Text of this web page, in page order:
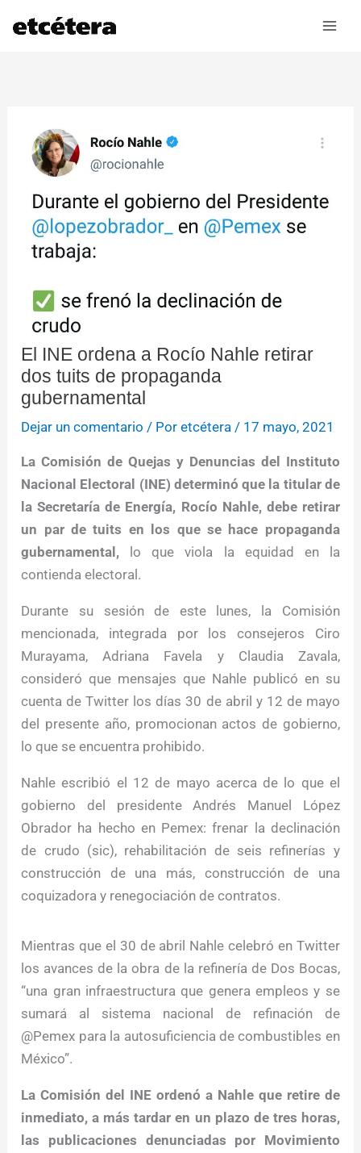
El INE ordena a Rocío Nahle retirar
dos tuits de propaganda
gubernamental
Dejar un comentario / Poretcétera / 17 mayo, 2021
La Comisión de Quejas y Denuncias del Instituto
Nacional Electoral (INE) determinó que la titular de
la Secretaría de Energía, Rocío Nahle, debe retirar
un par de tuits en los que se hace propaganda
gubernamental, lo que viola la equidad en la
contienda electoral.
Durante su sesión de este lunes, la Comisión
mencionada, integrada por los consejeros Ciro
Murayama, Adriana Favela y Claudia Zavala,
consideró que mensajes que Nahle publicó en su
cuenta de Twitter los días 30 de abril y 12 de mayo
del presente año, promocionan actos de gobierno,
lo que se encuentra prohibido.
Nahle escribió el 12 de mayo acerca de lo que el
gobierno del presidente Andrés Manuel López
Obrador ha hecho en Pemex: frenar la declinación
de crudo (sic), rehabilitación de seis refinerías y
construcción de una más, construcción de una
coquizadora y renegociación de contratos.
Mientras que el 30 de abril Nahle celebró en Twitter
los avances de la obra de la refinería de Dos Bocas,
“una gran infraestructura que genera empleos y se
sumará al sistema nacional de refinación de
@Pemex para la autosuficiencia de combustibles en
México”.
La Comisión del INE ordenó a Nahle que retire de
inmediato, a más tardar en un plazo de tres horas,
las publicaciones denunciadas por Movimiento